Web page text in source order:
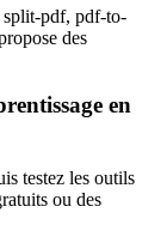
split-pdf, pdf-to-
des
en
testez les outils
ou des